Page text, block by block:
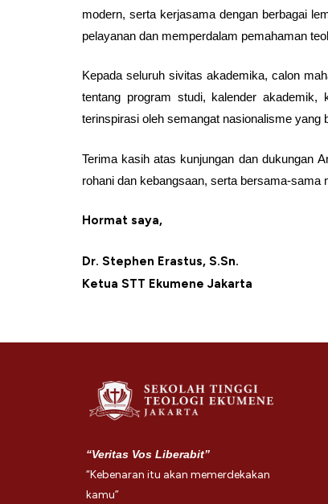
modern, serta kerjasama dengan berbagai
pelayanan dan memperdalam pemahaman
Kepada seluruh sivitas akademika, calon
tentang program studi, kalender akademik,
terinspirasi oleh semangat nasionalisme yang
Terima kasih atas kunjungan dan dukungan
rohani dan kebangsaan, serta bersama-sama
Hormat saya,
Dr. Stephen Erastus, S.Sn.
Ketua STT Ekumene Jakarta
“Veritas Vos Liberabit”
“Kebenaran itu akan memerdekakan
kamu”